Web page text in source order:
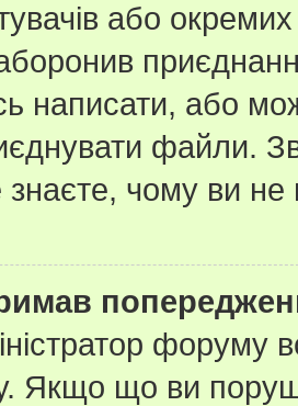
або
написати, або
файли.
чому ви
форуму
Якщо що ви